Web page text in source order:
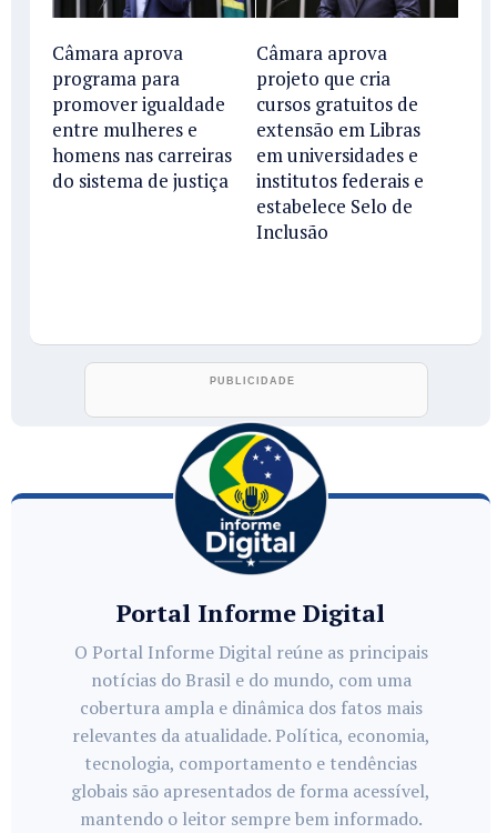
Câmara aprova
programa para
promover igualdade
entre mulheres e
homens nas carreiras
do sistema de justiça
Câmara aprova
projeto que cria
cursos gratuitos de
extensão em Libras
em universidades e
institutos federais e
estabelece Selo de
Inclusão
Portal Informe Digital
O Portal Informe Digital reúne as principais
notícias do Brasil e do mundo, com uma
cobertura ampla e dinâmica dos fatos mais
relevantes da atualidade. Política, economia,
tecnologia, comportamento e tendências
globais são apresentados de forma acessível,
mantendo o leitor sempre bem informado.